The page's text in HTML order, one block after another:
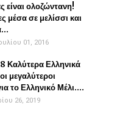
είναι ολοζώντανη!
μέσα σε μελίσσι και
01, 2016
Καλύτερα Ελληνικά
μεγαλύτεροι
το Ελληνικό Μέλι....
26, 2019